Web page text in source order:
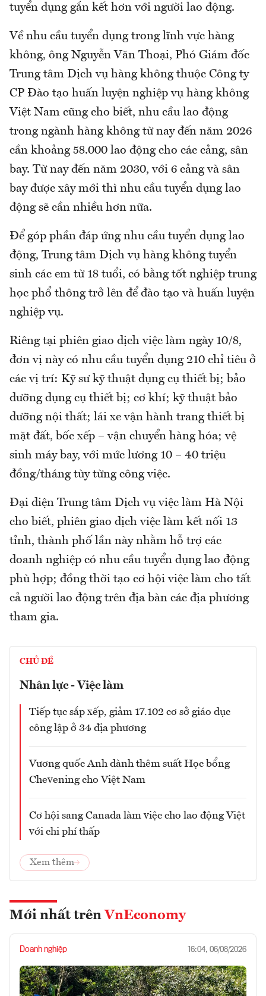
tuyển dụng gắn kết hơn với người lao động.
Về nhu cầu tuyển dụng trong lĩnh vực hàng
không, ông Nguyễn Văn Thoại, Phó Giám đốc
Trung tâm Dịch vụ hàng không thuộc Công ty
CP Đào tạo huấn luyện nghiệp vụ hàng không
Việt Nam cũng cho biết, nhu cầu lao động
trong ngành hàng không từ nay đến năm 2026
cần khoảng 58.000 lao động cho các cảng, sân
bay. Từ nay đến năm 2030, với 6 cảng và sân
bay được xây mới thì nhu cầu tuyển dụng lao
động sẽ cần nhiều hơn nữa.
Để góp phần đáp ứng nhu cầu tuyển dụng lao
động, Trung tâm Dịch vụ hàng không tuyển
sinh các em từ 18 tuổi, có bằng tốt nghiệp trung
học phổ thông trở lên để đào tạo và huấn luyện
nghiệp vụ.
Riêng tại phiên giao dịch việc làm ngày 10/8,
đơn vị này có nhu cầu tuyển dụng 210 chỉ tiêu ở
các vị trí: Kỹ sư kỹ thuật dụng cụ thiết bị; bảo
dưỡng dụng cụ thiết bị; cơ khí; kỹ thuật bảo
dưỡng nội thất; lái xe vận hành trang thiết bị
mặt đất, bốc xếp – vận chuyển hàng hóa; vệ
sinh máy bay, với mức lương 10 – 40 triệu
đồng/tháng tùy từng công việc.
Đại diện Trung tâm Dịch vụ việc làm Hà Nội
cho biết, phiên giao dịch việc làm kết nối 13
tỉnh, thành phố lần này nhằm hỗ trợ các
doanh nghiệp có nhu cầu tuyển dụng lao động
phù hợp; đồng thời tạo cơ hội việc làm cho tất
cả người lao động trên địa bàn các địa phương
tham gia.
CHỦ ĐỀ
Nhân lực - Việc làm
Tiếp tục sắp xếp, giảm 17.102 cơ sở giáo dục
công lập ở 34 địa phương
Vương quốc Anh dành thêm suất Học bổng
Chevening cho Việt Nam
Cơ hội sang Canada làm việc cho lao động Việt
với chi phí thấp
Xem thêm
Mới nhất trên VnEconomy
Doanh nghiệp 16:04, 06/08/2026